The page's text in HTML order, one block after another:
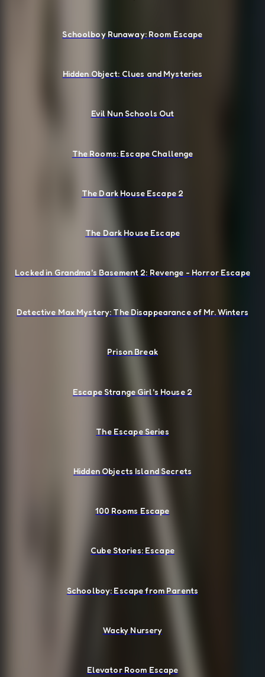
Schoolboy Runaway: Room Escape
Hidden Object: Clues and Mysteries
Evil Nun Schools Out
The Rooms: Escape Challenge
The Dark House Escape 2
The Dark House Escape
Locked in Grandma's Basement 2: Revenge - Horror Escape
Detective Max Mystery: The Disappearance of Mr. Winters
Prison Break
Escape Strange Girl's House 2
The Escape Series
Hidden Objects Island Secrets
100 Rooms Escape
Cube Stories: Escape
Schoolboy: Escape from Parents
Wacky Nursery
Elevator Room Escape